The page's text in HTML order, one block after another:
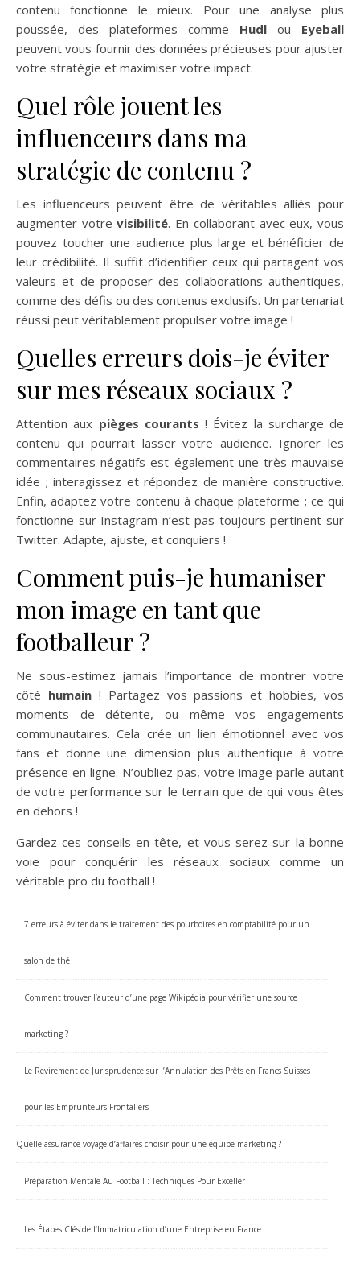
contenu fonctionne le mieux. Pour une analyse plus
poussée, des plateformes comme Hudl ou Eyeball
peuvent vous fournir des données précieuses pour ajuster
votre stratégie et maximiser votre impact.
Quel rôle jouent les
influenceurs dans ma
stratégie de contenu ?
Les influenceurs peuvent être de véritables alliés pour
augmenter votrevisibilité. En collaborant avec eux, vous
pouvez toucher une audience plus large et bénéficier de
leur crédibilité. Il suffit d’identifier ceux qui partagent vos
valeurs et de proposer des collaborations authentiques,
comme des défis ou des contenus exclusifs. Un partenariat
réussi peut véritablement propulser votre image !
Quelles erreurs dois-je éviter
sur mes réseaux sociaux ?
Attention aux pièges courants ! Évitez la surcharge de
contenu qui pourrait lasser votre audience. Ignorer les
commentaires négatifs est également une très mauvaise
idée ; interagissez et répondez de manière constructive.
Enfin, adaptez votre contenu à chaque plateforme ; ce qui
fonctionne sur Instagram n’est pas toujours pertinent sur
Twitter. Adapte, ajuste, et conquiers !
Comment puis-je humaniser
mon image en tant que
footballeur ?
Ne sous-estimez jamais l’importance de montrer votre
côté humain! Partagez vos passions et hobbies, vos
moments de détente, ou même vos engagements
communautaires. Cela crée un lien émotionnel avec vos
fans et donne une dimension plus authentique à votre
présence en ligne. N’oubliez pas, votre image parle autant
de votre performance sur le terrain que de qui vous êtes
en dehors !
Gardez ces conseils en tête, et vous serez sur la bonne
voie pour conquérir les réseaux sociaux comme un
véritable pro du football !
7 erreurs à éviter dans le traitement des pourboires en comptabilité pour un
salon de thé
Comment trouver l’auteur d’une page Wikipédia pour vérifier une source
marketing ?
Le Revirement de Jurisprudence sur l’Annulation des Prêts en Francs Suisses
pour les Emprunteurs Frontaliers
Quelle assurance voyage d’affaires choisir pour une équipe marketing ?
Préparation Mentale Au Football : Techniques Pour Exceller
Les Étapes Clés de l’Immatriculation d’une Entreprise en France